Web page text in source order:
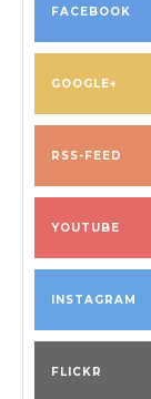
FACEBOOK
GOOGLE+
RSS-FEED
YOUTUBE
INSTAGRAM
FLICKR